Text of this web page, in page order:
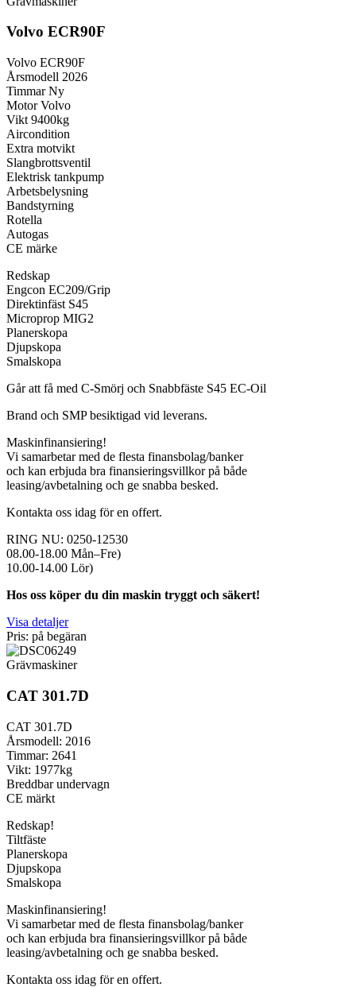
Volvo ECR90F
Volvo ECR90F
Årsmodell 2026
Timmar Ny
Motor Volvo
Vikt 9400kg
Aircondition
Extra motvikt
Slangbrottsventil
Elektrisk tankpump
Arbetsbelysning
Bandstyrning
Rotella
Autogas
CE märke
Redskap
Engcon EC209/Grip
Direktinfäst S45
Microprop MIG2
Planerskopa
Djupskopa
Smalskopa
Går att få med C-Smörj och Snabbfäste S45 EC-Oil
Brand och SMP besiktigad vid leverans.
Maskinfinansiering!
Vi samarbetar med de flesta finansbolag/banker
och kan erbjuda bra finansieringsvillkor på både
leasing/avbetalning och ge snabba besked.
Kontakta oss idag för en offert.
RING NU: 0250-12530
08.00-18.00 Mån–Fre)
10.00-14.00 Lör)
Hos oss köper du din maskin tryggt och säkert!
Visa detaljer
Pris: på begäran
Grävmaskiner
CAT 301.7D
CAT 301.7D
Årsmodell: 2016
Timmar: 2641
Vikt: 1977kg
Breddbar undervagn
CE märkt
Redskap!
Tiltfäste
Planerskopa
Djupskopa
Smalskopa
Maskinfinansiering!
Vi samarbetar med de flesta finansbolag/banker
och kan erbjuda bra finansieringsvillkor på både
leasing/avbetalning och ge snabba besked.
Kontakta oss idag för en offert.